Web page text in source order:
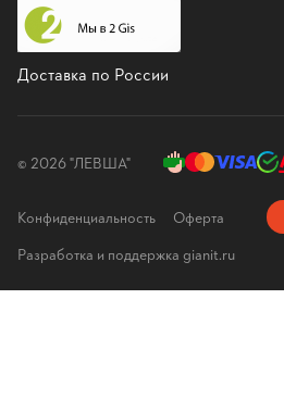
Доставка по России
© 2026 "ЛЕВША"
Конфиденциальность Оферта
Разработка и поддержка gianit.ru